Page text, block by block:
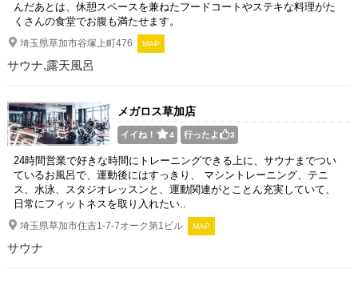
んだあとは、休憩スペースを兼ねたフードコートやステキな料理がた
くさんの食堂でお腹も満たせます。
埼玉県草加市谷塚上町476 MAP
サウナ,露天風呂
メガロス草加店
イイね！ 4 行ったよ 3
24時間営業で好きな時間にトレーニングできる上に、サウナまでつい
ているお風呂で、運動後にはすっきり、 マシントレーニング、テニ
ス、水泳、スタジオレッスンと、運動関連がとことん充実していて、
日常にフィットネスを取り入れたい..
埼玉県草加市住吉1-7-7オーク第1ビル MAP
サウナ